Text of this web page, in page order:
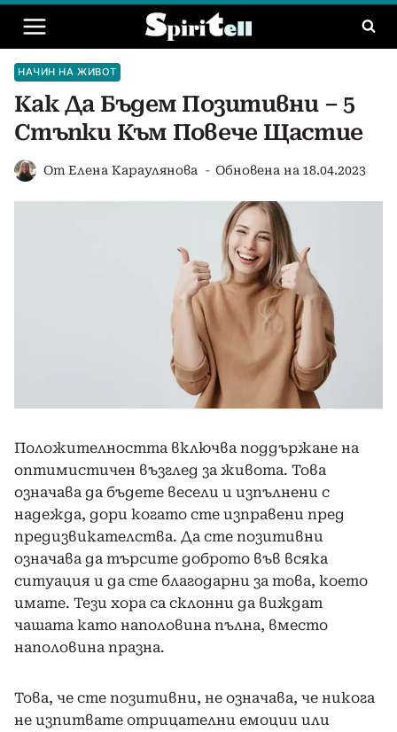
Към
съдържанието
НАЧИН НА ЖИВОТ
Как Да Бъдем Позитивни – 5
Стъпки Към Повече Щастие
От Елена Караулянова Обновена на 18.04.2023
Положителността включва поддържане на
оптимистичен възглед за живота. Това
означава да бъдете весели и изпълнени с
надежда, дори когато сте изправени пред
предизвикателства. Да сте позитивни
означава да търсите доброто във всяка
ситуация и да сте благодарни за това, което
имате. Тези хора са склонни да виждат
чашата като наполовина пълна, вместо
наполовина празна.
Това, че сте позитивни, не означава, че никога
не изпитвате отрицателни емоции или